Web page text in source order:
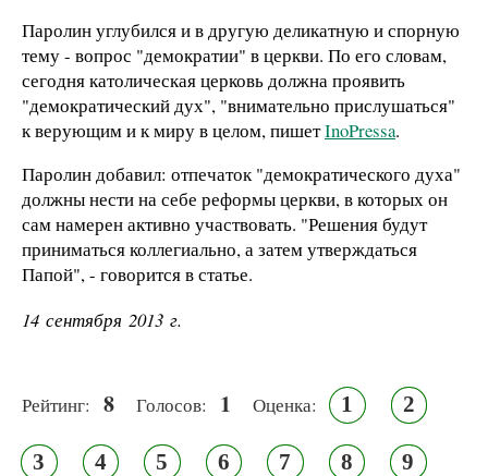
Паролин углубился и в другую деликатную и спорную
тему - вопрос "демократии" в церкви. По его словам,
сегодня католическая церковь должна проявить
"демократический дух", "внимательно прислушаться"
к верующим и к миру в целом, пишетInoPressa.
Паролин добавил: отпечаток "демократического духа"
должны нести на себе реформы церкви, в которых он
сам намерен активно участвовать. "Решения будут
приниматься коллегиально, а затем утверждаться
Папой", - говорится в статье.
14 сентября 2013 г.
Рейтинг: 8 Голосов: 1 Оценка: 1 2
3 4 5 6 7 8 9